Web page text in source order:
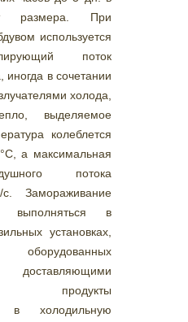
размера. При
используется
поток
иногда в сочетании
холода,
выделяемое
колеблется
а максимальная
потока
Замораживание
выполняться в
установках,
доставляющими
продукты
в холодильную